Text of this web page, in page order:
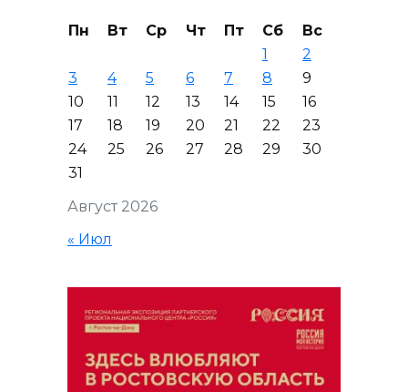
Август 2026
Пн Вт Ср Чт Пт Сб
Вс
1
2
3
4 5 6 7 8
9
10
11 12 13 14 15
16
17
18 19 20 21 22
23
24
25 26 27 28 29
30
31
« Июл